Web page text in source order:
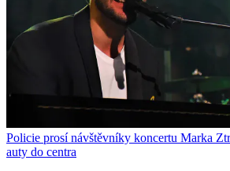
Policie prosí návštěvníky koncertu Marka
auty do centra